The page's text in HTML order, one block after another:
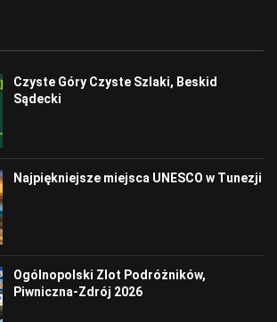
Czyste Góry Czyste Szlaki, Beskid
Sądecki
Najpiękniejsze miejsca UNESCO w Tunezji
Ogólnopolski Zlot Podróżników,
Piwniczna-Zdrój 2026